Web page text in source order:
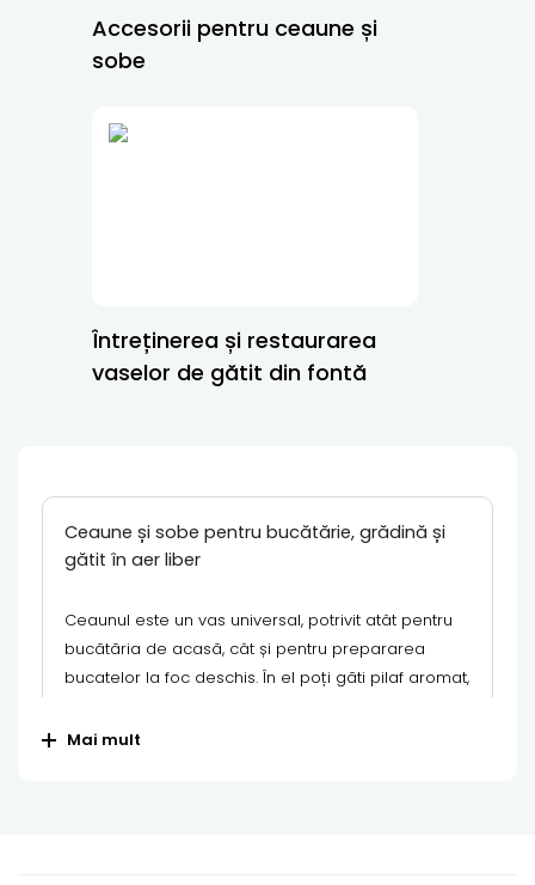
Accesorii pentru ceaune și
sobe
Întreținerea și restaurarea
vaselor de gătit din fontă
Ceaune și sobe pentru bucătărie, grădină și
gătit în aer liber
Ceaunul este un vas universal, potrivit atât pentru
bucătăria de acasă, cât și pentru prepararea
bucatelor la foc deschis. În el poți găti pilaf aromat,
preparate din bucătăria orientală. Este alegerea
Mai mult